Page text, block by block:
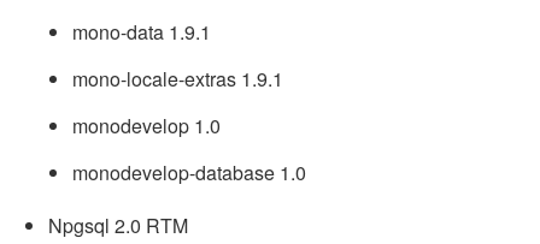
mono-data 1.9.1
mono-locale-extras 1.9.1
monodevelop 1.0
monodevelop-database 1.0
Npgsql 2.0 RTM